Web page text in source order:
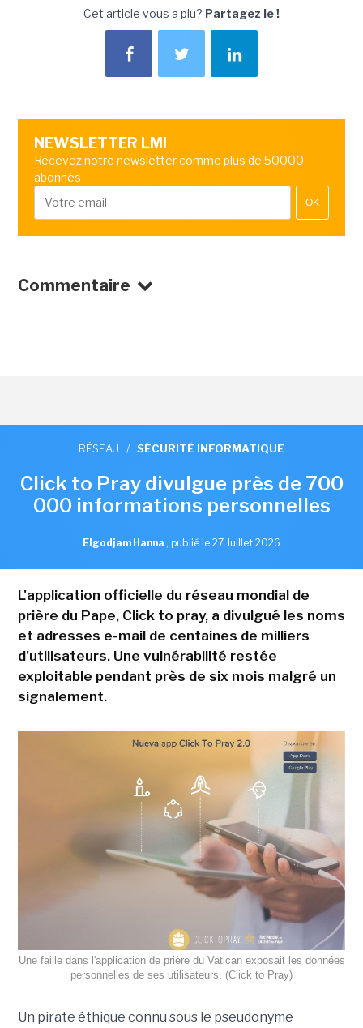
Cet article vous a plu? Partagez le !
NEWSLETTER LMI
Recevez notre newsletter comme plus de 50000
abonnés
OK
Commentaire
RÉSEAU / SÉCURITÉ INFORMATIQUE
Click to Pray divulgue près de 700
000 informations personnelles
Elgodjam Hanna , publié le 27 Juillet 2026
L'application officielle du réseau mondial de
prière du Pape, Click to pray, a divulgué les noms
et adresses e-mail de centaines de milliers
d'utilisateurs. Une vulnérabilité restée
exploitable pendant près de six mois malgré un
signalement.
Une faille dans l'application de prière du Vatican exposait les données
personnelles de ses utilisateurs. (Click to Pray)
Un pirate éthique connu sous le pseudonyme